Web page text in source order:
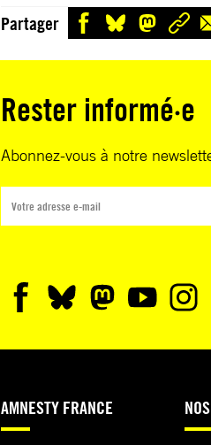
Partager
Rester informé·e
Abonnez-vous à notre
AMNESTY FRANCE